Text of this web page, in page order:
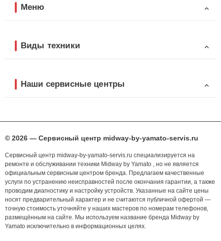
Меню
Виды техники
Наши сервисные центры
© 2026 — Сервисный центр midway-by-yamato-servis.ru
Сервисный центр midway-by-yamato-servis.ru специализируется на
ремонте и обслуживании техники Midway by Yamato , но не является
официальным сервисным центром бренда. Предлагаем качественные
услуги по устранению неисправностей после окончания гарантии, а также
проводим диагностику и настройку устройств. Указанные на сайте цены
носят предварительный характер и не считаются публичной офертой —
точную стоимость уточняйте у наших мастеров по номерам телефонов,
размещённым на сайте. Мы используем название бренда Midway by
Yamato исключительно в информационных целях.